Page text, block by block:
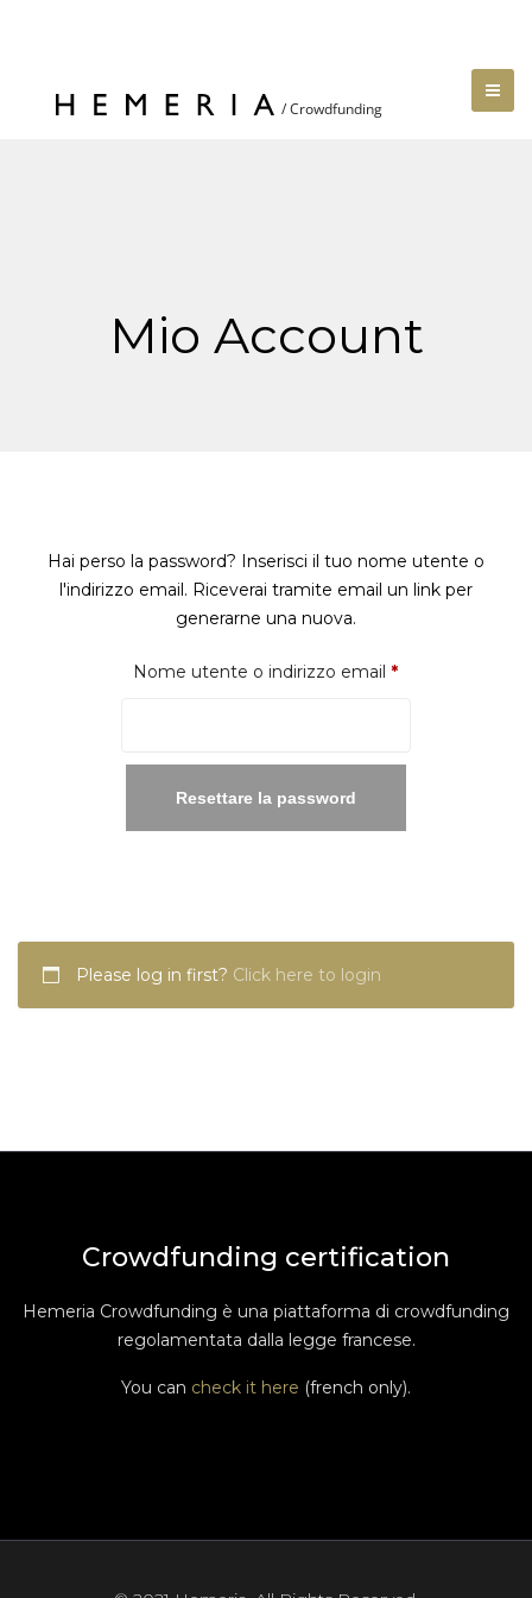
Mio Account
Hai perso la password? Inserisci il tuo nome utente o
l'indirizzo email. Riceverai tramite email un link per
generarne una nuova.
Nome utente o indirizzo email *Richiesto
Resettare la password
Please log in first? Click here to login
Crowdfunding certification
Hemeria Crowdfunding è una piattaforma di crowdfunding
regolamentata dalla legge francese.
You can check it here (french only).